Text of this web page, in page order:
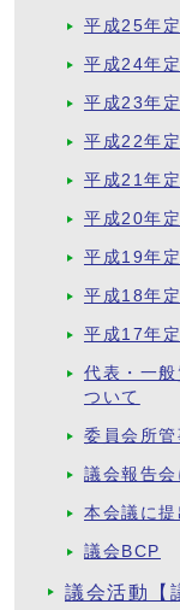
平成25年
平成24年
平成23年
平成22年
平成21年
平成20年
平成19年
平成18年
平成17年
代表・一
ついて
委員会所
議会報告会
本会議に
議会BCP
議会活動【